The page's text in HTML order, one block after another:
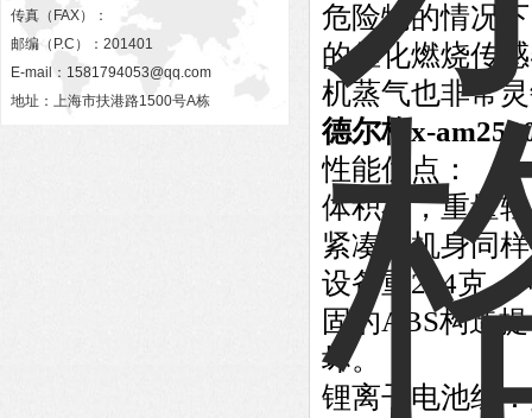
传真（FAX）：
邮编（P.C）：201401
E-mail： 1581794053@qq.com
地址：上海市扶港路1500号A栋
危险物的情况
的催化燃烧传
机蒸气也非常
德尔格x-
性能优点：
体积小，重量
紧凑的机身同
设备重244克，
固的ABS构造
坏。
锂离子电池组